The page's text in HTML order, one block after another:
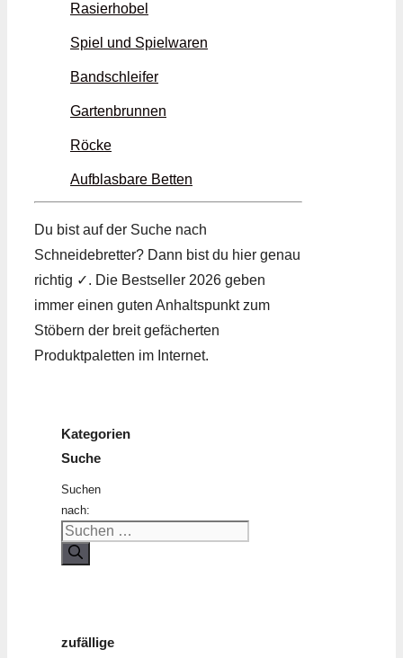
Rasierhobel
Spiel und Spielwaren
Bandschleifer
Gartenbrunnen
Röcke
Aufblasbare Betten
Du bist auf der Suche nach
Schneidebretter? Dann bist du hier genau
richtig ✓. Die Bestseller 2026 geben
immer einen guten Anhaltspunkt zum
Stöbern der breit gefächerten
Produktpaletten im Internet.
Kategorien
Suche
Suchen
nach:
zufällige